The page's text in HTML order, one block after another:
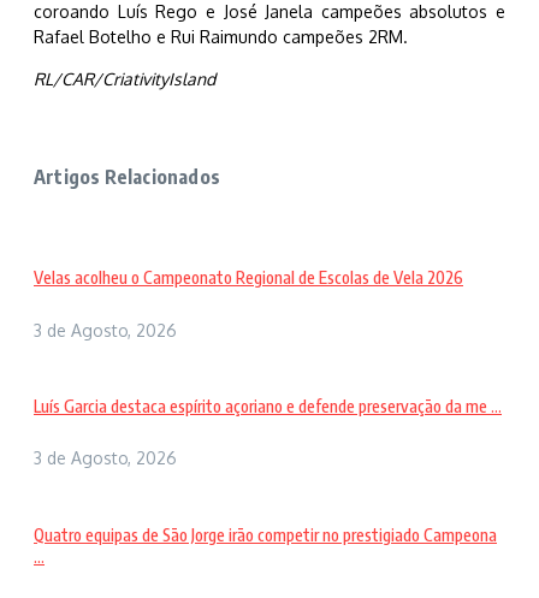
coroando Luís Rego e José Janela campeões absolutos e
Rafael Botelho e Rui Raimundo campeões 2RM.
RL/CAR/CriativityIsland
Artigos Relacionados
Velas acolheu o Campeonato Regional de Escolas de Vela 2026
3 de Agosto, 2026
Luís Garcia destaca espírito açoriano e defende preservação da me ...
3 de Agosto, 2026
Quatro equipas de São Jorge irão competir no prestigiado Campeona
...